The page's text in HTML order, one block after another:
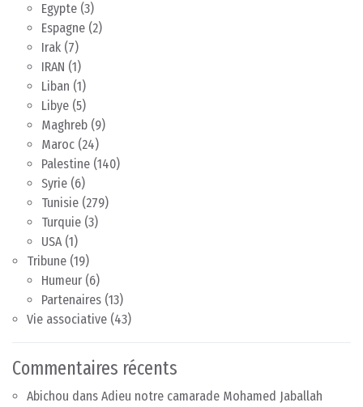
Egypte (3)
Espagne (2)
Irak (7)
IRAN (1)
Liban (1)
Libye (5)
Maghreb (9)
Maroc (24)
Palestine (140)
Syrie (6)
Tunisie (279)
Turquie (3)
USA(1)
Tribune (19)
Humeur (6)
Partenaires (13)
Vie associative (43)
Commentaires récents
Abichou dans Adieu notre camarade Mohamed Jaballah